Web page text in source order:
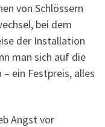
von Schlössern
bei dem
der Installation
man sich auf die
ein Festpreis, alles
Angst vor